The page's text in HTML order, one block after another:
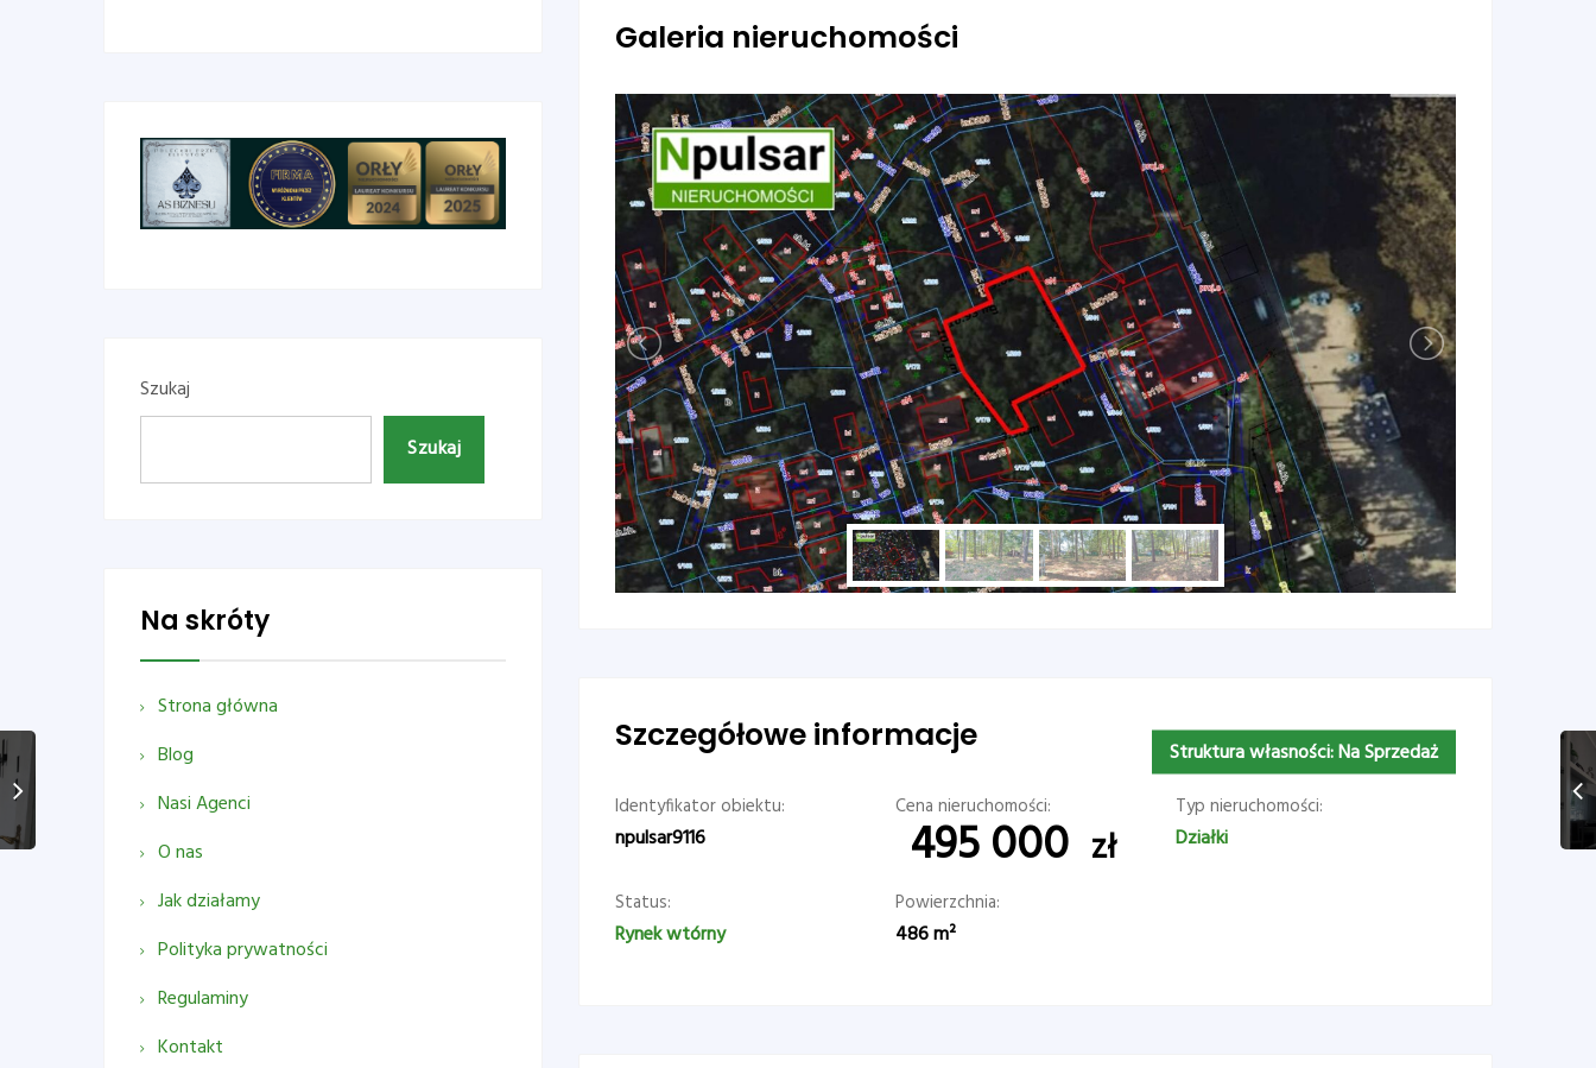
Galeria nieruchomości
Szczegółowe informacje Struktura własności:Na Sprzedaż
Identyfikator obiektu:
npulsar9116
Cena nieruchomości:
495 000 zł
Typ nieruchomości:
Działki
Status:
Rynek wtórny
Powierzchnia:
486m²
Szukaj
Szukaj
Na skróty
Strona główna
Blog
Nasi Agenci
O nas
Jak działamy
Polityka prywatności
Regulaminy
Kontakt